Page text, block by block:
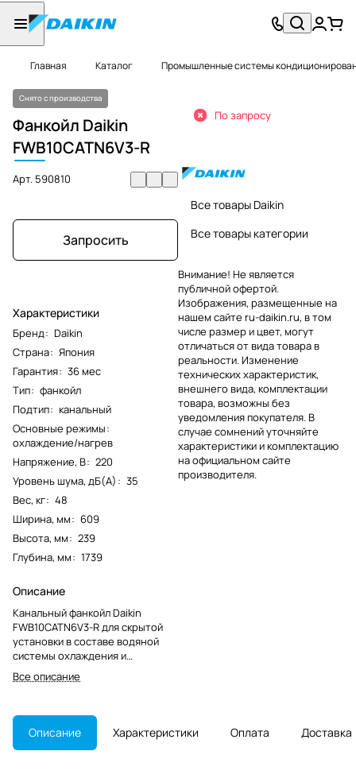
Главная Каталог Промышленные системы
Снято с производства
Фанкойл Daikin
FWB10CATN6V3-R
Арт. 590810
Запросить
Характеристики
Бренд: Daikin
Страна: Япония
Гарантия: 36 мес
Тип: фанкойл
Подтип: канальный
Основные режимы:
охлаждение/нагрев
Напряжение, В: 220
Уровень шума, дБ(А) : 35
Вес, кг: 48
Ширина, мм: 609
Высота, мм: 239
Глубина, мм: 1739
Описание
Канальный фанкойл Daikin
FWB10CATN6V3-R для скрытой
установки в составе водяной
системы охлаждения и
обогрева. Подходит для
распределения воздуха через
Все описание
По запросу
Все товары Daikin
Все товары категории
Внимание! Не является
публичной офертой.
Изображения, размещенные на
нашем сайте ru-daikin.ru, в том
числе размер и цвет, могут
отличаться от вида товара в
реальности. Изменение
технических характеристик,
внешнего вида, комплектации
товара, возможны без
уведомления покупателя. В
случае сомнений уточняйте
характеристики и комплектацию
на официальном сайте
производителя.
Описание Характеристики Оплата Доставка